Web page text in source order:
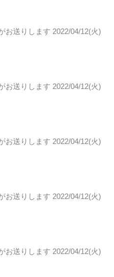
お送りします 2022/04/12(火)
お送りします 2022/04/12(火)
お送りします 2022/04/12(火)
お送りします 2022/04/12(火)
お送りします 2022/04/12(火)